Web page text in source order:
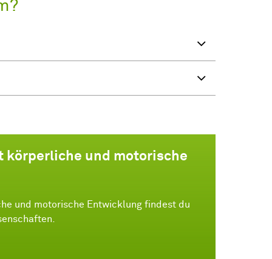
körperliche und motorische
und motorische Entwicklung findest du